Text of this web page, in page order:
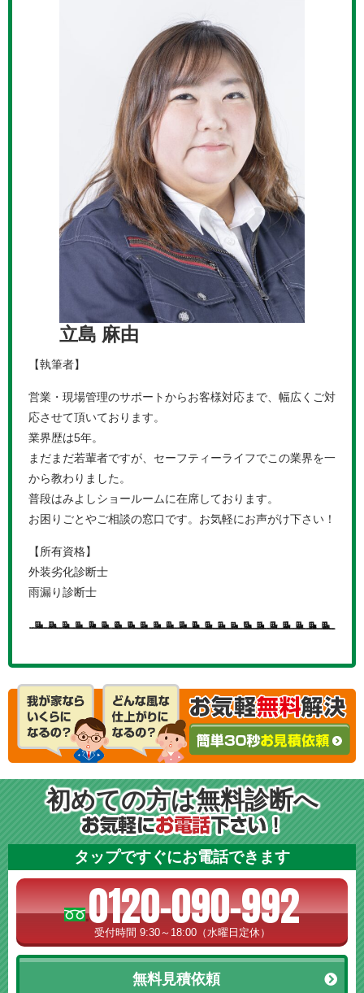
立島 麻由
【執筆者】
営業・現場管理のサポートからお客様対応まで、幅広くご対
応させて頂いております。
業界歴は5年。
まだまだ若輩者ですが、セーフティーライフでこの業界を一
から教わりました。
普段はみよしショールームに在席しております。
お困りごとやご相談の窓口です。お気軽にお声がけ下さい！
【所有資格】
外装劣化診断士
雨漏り診断士
初めての方は無料診断へ
タップですぐにお電話できます
0120-090-992
受付時間 9:30～18:00（水曜日定休）
無料見積依頼